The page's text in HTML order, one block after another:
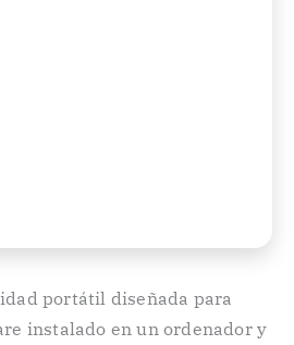
portátil diseñada para
instalado en un ordenador y